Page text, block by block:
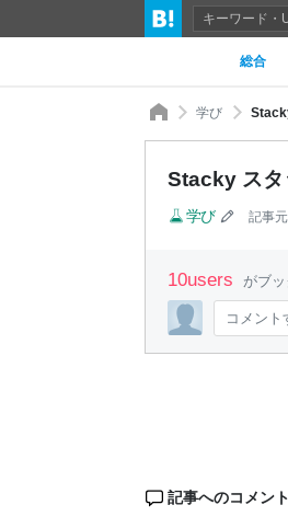
総合
学び
Stacky スタ
学び 記事
10users がブ
コメント
記事へのコメント